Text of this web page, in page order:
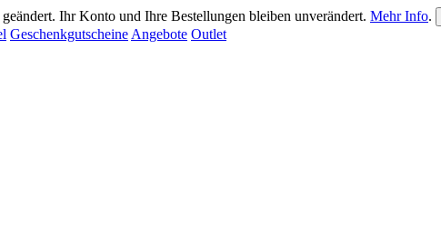
geändert. Ihr Konto und Ihre Bestellungen bleiben unverändert. Mehr Info.
Geschenkgutscheine Angebote Outlet